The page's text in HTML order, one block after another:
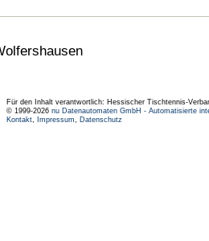
Für den Inhalt verantwortlich: Hessischer Tischtennis-
© 1999-2026 nu Datenautomaten GmbH - Automatisierte
Kontakt, Impressum, Datenschutz